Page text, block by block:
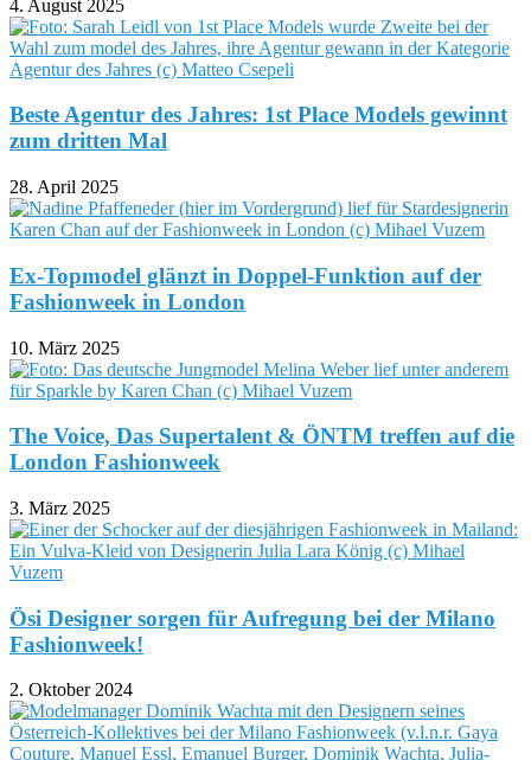
4. August 2025
Beste Agentur des Jahres: 1st Place Models gewinnt
zum dritten Mal
28. April 2025
Ex-Topmodel glänzt in Doppel-Funktion auf der
Fashionweek in London
10. März 2025
The Voice, Das Supertalent & ÖNTM treffen auf die
London Fashionweek
3. März 2025
Ösi Designer sorgen für Aufregung bei der Milano
Fashionweek!
2. Oktober 2024